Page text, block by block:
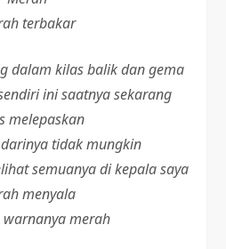
terbakar
dalam kilas balik dan gema
ini saatnya sekarang
melepaskan
tidak mungkin
semuanya di kepala saya
menyala
warnanya merah